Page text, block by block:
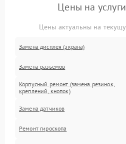
Цены на
Цены актуальны на
Замена дисплея (экрана)
Замена разъемов
Корпусный ремонт (замена резинок,
креплений, кнопок)
Замена датчиков
Ремонт гироскопа